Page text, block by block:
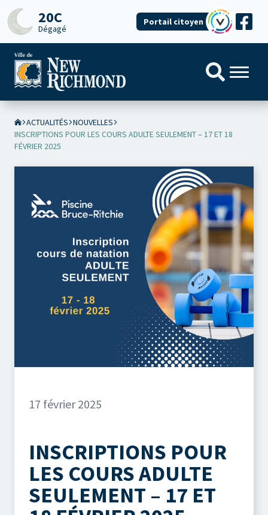
20C
Dégagé
Portail citoyen
ACTUALITÉS NOUVELLES
INSCRIPTIONS POUR LES COURS ADULTE SEULEMENT – 17 ET 18
FÉVRIER 2025
17 février 2025
INSCRIPTIONS POUR
LES COURS ADULTE
SEULEMENT – 17 ET